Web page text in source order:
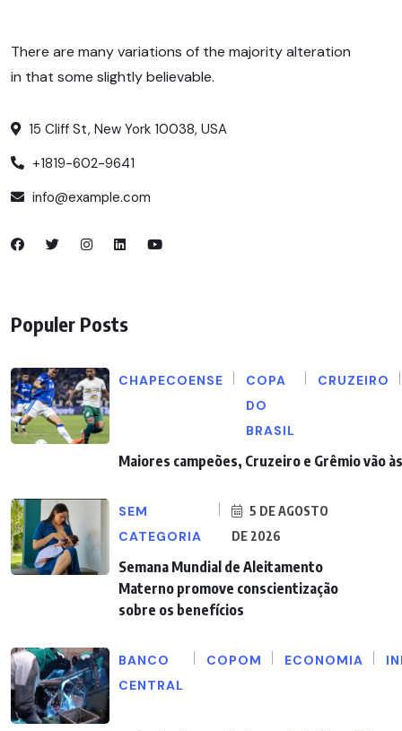
There are many variations of the majority alteration
in that some slightly believable.
15 Cliff St, New York 10038, USA
+1819-602-9641
info@example.com
Populer Posts
CHAPECOENSE
COPA
DO
BRASIL
CRUZEIRO
Maiores campeões, Cruzeiro e Grêmio vão
SEM
CATEGORIA
5 DE AGOSTO
DE 2026
Semana Mundial de Aleitamento
Materno promove conscientização
sobre os benefícios
BANCO
CENTRAL
COPOM ECONOMIA